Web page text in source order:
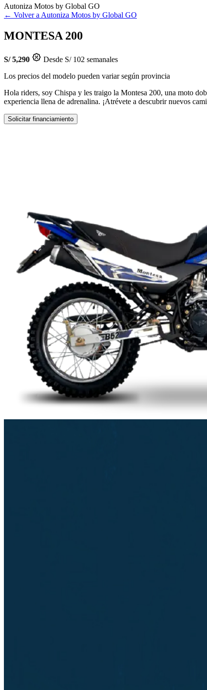
Autoniza Motos by Global GO
← Volver a Autoniza Motos by Global GO
MONTESA 200
S/ 5,290
Desde S/ 102 semanales
Los precios del modelo pueden variar según provincia
Hola riders, soy Chispa y les traigo la Montesa 200, una moto
experiencia llena de adrenalina. ¡Atrévete a descubrir nuevos
Solicitar financiamiento